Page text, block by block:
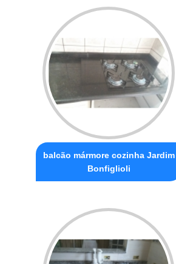
balcão mármore cozinha Jardim
Bonfiglioli